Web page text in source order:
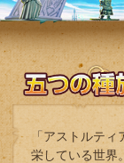
「アストルテ
栄している世界。